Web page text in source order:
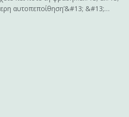
αυτοπεποίθηση’&#13; &#13;